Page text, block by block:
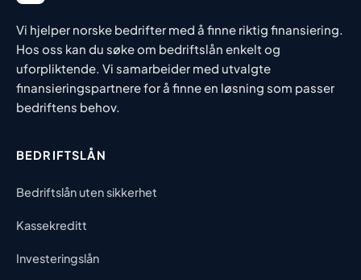
Vi hjelper norske bedrifter med å finne riktig finansiering.
Hos oss kan du søke om bedriftslån enkelt og
uforpliktende. Vi samarbeider med utvalgte
finansieringspartnere for å finne en løsning som passer
bedriftens behov.
BEDRIFTSLÅN
Bedriftslån uten sikkerhet
Kassekreditt
Investeringslån